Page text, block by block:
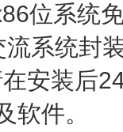
位系统
系统封
安装后
软件。